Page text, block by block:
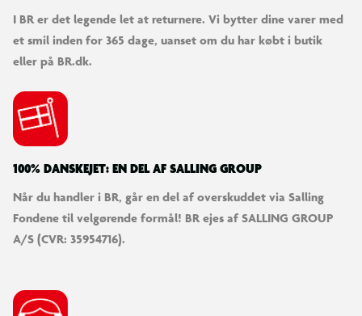
I BR er det legende let at returnere. Vi bytter dine varer med
et smil inden for 365 dage, uanset om du har købt i butik
eller på BR.dk.
100% DANSKEJET: EN DEL AF SALLING GROUP
Når du handler i BR, går en del af overskuddet via Salling
Fondene til velgørende formål! BR ejes af SALLING GROUP
A/S (CVR: 35954716).